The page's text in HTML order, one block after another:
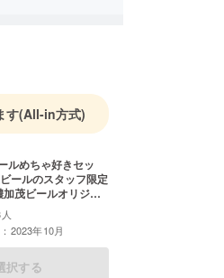
ールの醸造知
し、地元の特産
ってきたため、
。
母を使っため
濃い色の甘めの
チームも好きで
しいビールを飲
す(All-in方式)
ルめちゃ好きセッ
ールのスタッフ限定
茂ビールオリジナ
美濃加茂ビール瓶
コース「美濃加茂大
瓶ビールのうち２
したコースです。 T
ザインは、火消しが
2023年10月
択する